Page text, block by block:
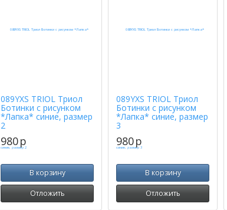
089YXS TRIOL Триол
Ботинки с рисунком
*Лапка* синие, размер
2
980p
В корзину
Отложить
089YXS TRIOL Триол
Ботинки с рисунком
*Лапка* синие, размер
3
980p
В корзину
Отложить